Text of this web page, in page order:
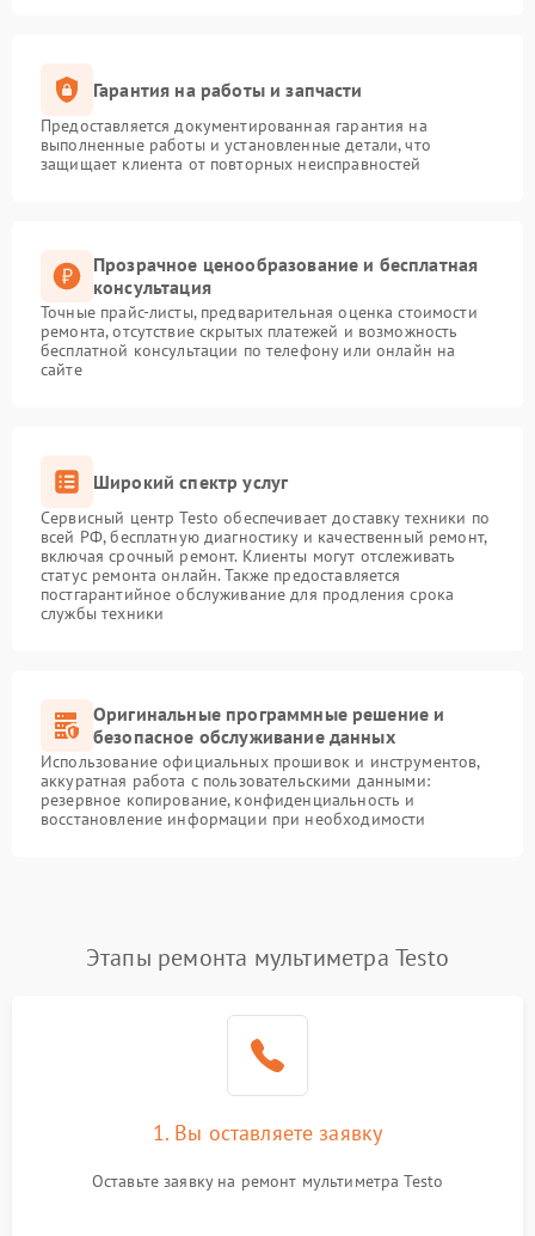
Гарантия на работы и запчасти
Предоставляется документированная гарантия на
выполненные работы и установленные детали, что
защищает клиента от повторных неисправностей
Прозрачное ценообразование и бесплатная
консультация
Точные прайс-листы, предварительная оценка стоимости
ремонта, отсутствие скрытых платежей и возможность
бесплатной консультации по телефону или онлайн на
сайте
Широкий спектр услуг
Сервисный центр Testo обеспечивает доставку техники по
всей РФ, бесплатную диагностику и качественный ремонт,
включая срочный ремонт. Клиенты могут отслеживать
статус ремонта онлайн. Также предоставляется
постгарантийное обслуживание для продления срока
службы техники
Оригинальные программные решение и
безопасное обслуживание данных
Использование официальных прошивок и инструментов,
аккуратная работа с пользовательскими данными:
резервное копирование, конфиденциальность и
восстановление информации при необходимости
Этапы ремонта мультиметра Testo
1. Вы оставляете заявку
Оставьте заявку на ремонт мультиметра Testo